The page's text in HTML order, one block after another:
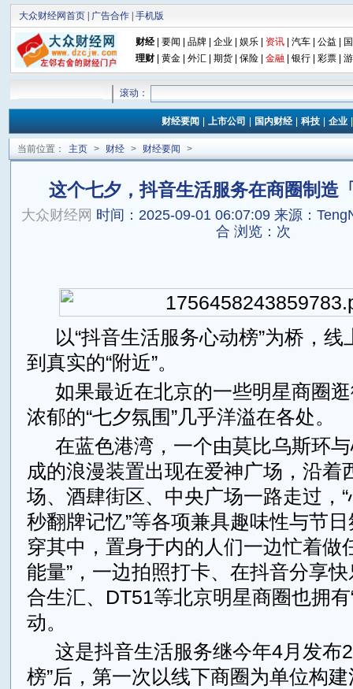
大众财经网首页| 广告合作| 手机版
财经| 要闻 品牌| 企业 娱乐| 资讯| 汽车| 公益
理财| 黄金| 外汇| 期货| 保险| 金融| 银行 彩票|
滚动：
财经要闻 |上市公司|国内财经|科技|企业
当前位置： 主页 > 财经 > 财经要闻 >
这个七夕，抖音生活服务在商圈制造
大众财经网 时间：2025-09-01 06:07:09 来源：
合 浏览： 次
以“抖音生活服务心动榜”为桥，线
到真实的“附近”。
如果最近在北京的一些明星商圈
浓郁的“七夕氛围”几乎洋溢在各处。
在蓝色港湾，一个由莫比乌斯环
成的浪漫装置出现在爱神广场，沿着
场、酒肆街区、中央广场一路走过，“
秒翻牌记忆”等各项兼具趣味性与节
穿其中，置身于内的人们一边忙着做
能量”，一边拍照打卡、在抖音分享
合生汇、DT51等北京明星商圈也拥有
动。
这是抖音生活服务继今年4月发布
榜”后，第一次以线下商圈为单位构